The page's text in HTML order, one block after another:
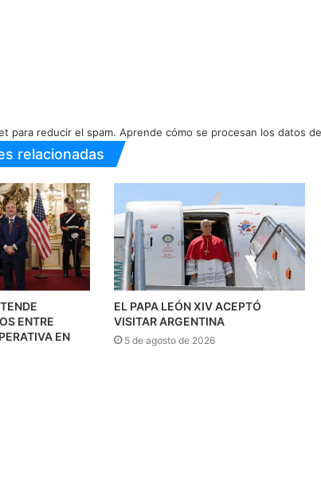
para reducir el spam. Aprende cómo se procesan los datos
relacionadas
ENTRE
EN
EL PAPA LEÓN XIV ACEPTÓ
VISITAR ARGENTINA
5 de agosto de 2026